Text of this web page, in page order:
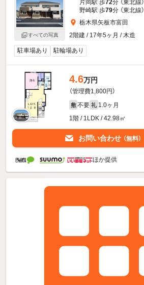
すべての写真
片岡駅 歩72分 （東北線）
野崎駅 歩79分 （東北線）
栃木県矢板市富田
2階建 / 17年5ヶ月 / 木造
駐車場あり 駐輪場あり
4.6万円
（管理費1,800円）
敷 不要 礼 1.0ヶ月
1階 / 1LDK / 42.98㎡
お問い合わせ （無料）
ほか提供